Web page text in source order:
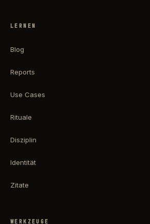
LERNEN
Blog
Reports
Use Cases
Rituale
Disziplin
Identität
Zitate
WERKZEUGE